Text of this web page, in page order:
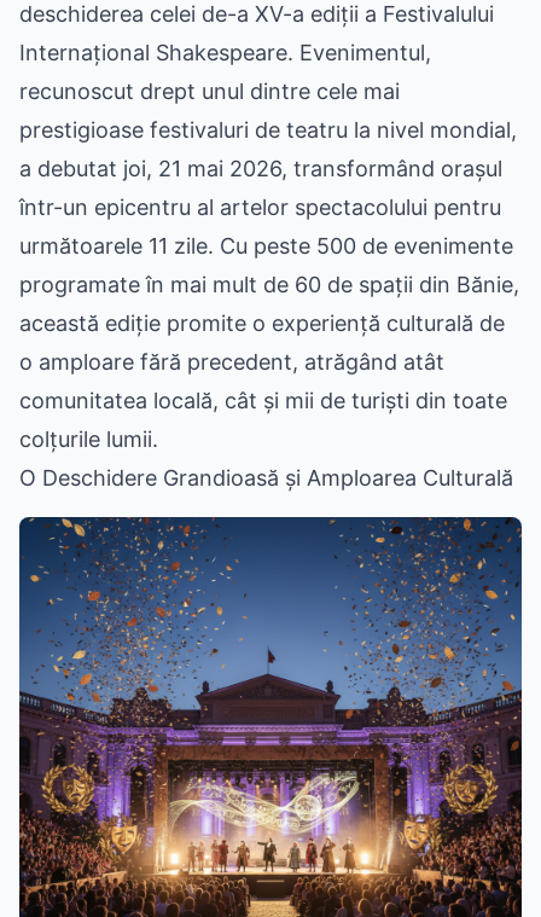
deschiderea celei de-a XV-a ediții a Festivalului
Internațional Shakespeare. Evenimentul,
recunoscut drept unul dintre cele mai
prestigioase festivaluri de teatru la nivel mondial,
a debutat joi, 21 mai 2026, transformând orașul
într-un epicentru al artelor spectacolului pentru
următoarele 11 zile. Cu peste 500 de evenimente
programate în mai mult de 60 de spații din Bănie,
această ediție promite o experiență culturală de
o amploare fără precedent, atrăgând atât
comunitatea locală, cât și mii de turiști din toate
colțurile lumii.
O Deschidere Grandioasă și Amploarea Culturală